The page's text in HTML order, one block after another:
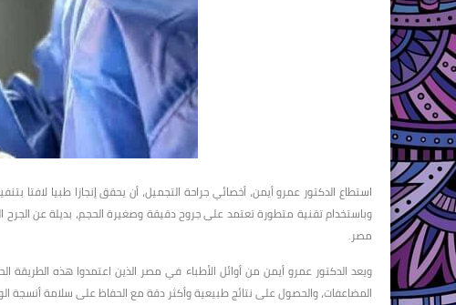
استطاع الدكتور عمرو أيمن، أخصائي جراحة التجميل، أن يحقق إنجازا طبيا لافتا
وباستخدام تقنية متطورة تعتمد على جروح دقيقة وصغيرة الحجم، بديلة عن الجرح
مصر.
ويعد الدكتور عمرو أيمن من أوائل الأطباء في مصر الذين اعتمدوا هذه الطريقة
المضاعفات، والحصول على نتائج طبيعية وأكثر دقة مع الحفاظ على سلامة أنسجة